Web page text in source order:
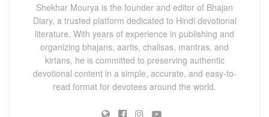
Shekhar Mourya is the founder and editor of Bhajan
Diary, a trusted platform dedicated to Hindi devotional
literature. With years of experience in publishing and
organizing bhajans, aartis, chalisas, mantras, and
kirtans, he is committed to preserving authentic
devotional content in a simple, accurate, and easy-to-
read format for devotees around the world.